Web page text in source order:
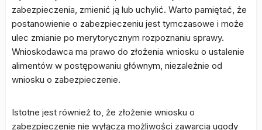
zabezpieczenia, zmienić ją lub uchylić. Warto pamiętać, że
postanowienie o zabezpieczeniu jest tymczasowe i może
ulec zmianie po merytorycznym rozpoznaniu sprawy.
Wnioskodawca ma prawo do złożenia wniosku o ustalenie
alimentów w postępowaniu głównym, niezależnie od
wniosku o zabezpieczenie.
Istotne jest również to, że złożenie wniosku o
zabezpieczenie nie wyłącza możliwości zawarcia ugody